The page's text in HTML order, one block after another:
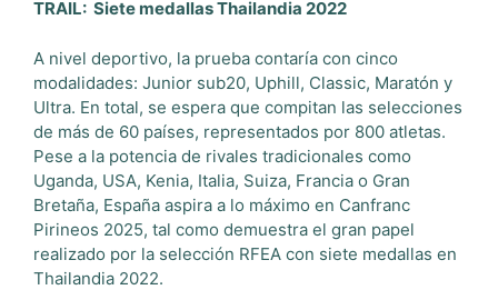
TRAIL: Siete medallas Thailandia 2022
A nivel deportivo, la prueba contaría con cinco
modalidades: Junior sub20, Uphill, Classic, Maratón y
Ultra. En total, se espera que compitan las selecciones
de más de 60 países, representados por 800 atletas.
Pese a la potencia de rivales tradicionales como
Uganda, USA, Kenia, Italia, Suiza, Francia o Gran
Bretaña, España aspira a lo máximo en Canfranc
Pirineos 2025, tal como demuestra el gran papel
realizado por la selección RFEA con siete medallas en
Thailandia 2022.